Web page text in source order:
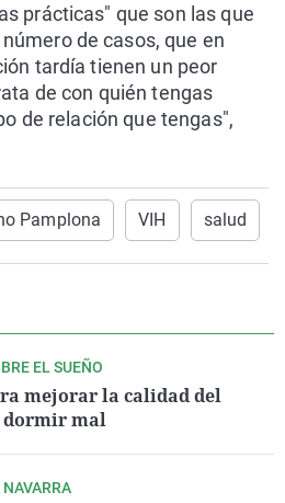
prácticas" que son las que
de casos, que en
tardía tienen un peor
de con quién tengas
de relación que tengas",
Pamplona VIH salud
EL SUEÑO
mejorar la calidad del
dormir mal